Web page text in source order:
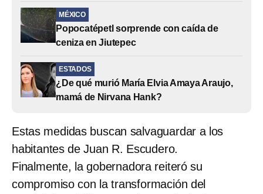
MÉXICO
Popocatépetl sorprende con caída de
ceniza en Jiutepec
ESTADOS
¿De qué murió María Elvia Amaya Araujo,
mamá de Nirvana Hank?
Estas medidas buscan salvaguardar a los
habitantes de Juan R. Escudero.
Finalmente, la gobernadora reiteró su
compromiso con la transformación del